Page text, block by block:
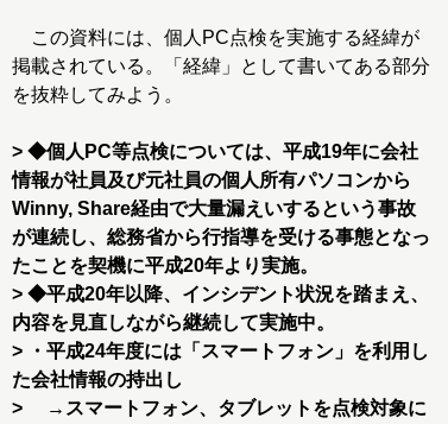
この資料には、個人PC点検を実施する経緯が
掲載されている。「経緯」として書いてある部分
を抜粋してみよう。
> ◆個人PC等点検については、平成19年に会社
情報が社員及び元社員の個人所有パソコンから
Winny, Share経由で大量漏えいするという事故
が連続し、総務省から行指導を受ける事態となっ
たことを契機に平成20年より実施。
> ◆平成20年以降、インシデント状況を踏まえ、
内容を見直しながら継続して実施中。
> ・平成24年度には「スマートフォン」を利用し
た会社情報の持出し
> →スマートフォン、タブレットを点検対象に